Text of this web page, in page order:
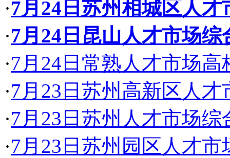
·7月24日苏州相城区人才
·7月24日昆山人才市场综
·7月24日常熟人才市场高
·7月23日苏州高新区人才
·7月23日苏州人才市场综
·7月23日苏州园区人才市